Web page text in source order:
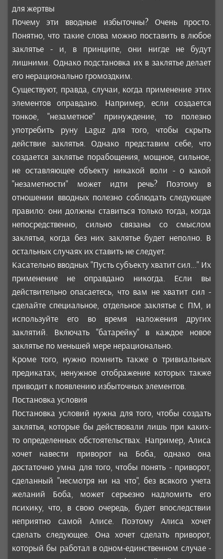
для жертвы
Почему эти вводные избыточны? Очень просто.
Понятно, что такие слова можно поставить в любое
заклятье - и, в принципе, они нигде не будут
лишними. Однако подстановка их в заклятье делает
его нерационально громоздким.
Существуют, правда, случаи, когда применение этих
элементов оправдано. Например, если создается
тонкое, "незаметное" принуждение, то полезно
употребить руну Laguz для того, чтобы скрыть
действие заклятья. Однако представим себе, что
создается заклятье порабощения, мощное, сильное,
не оставляющее объекту никакой воли - о какой
"незаметности" может идти речь? Поэтому в
отношении вводных полезно соблюдать следующее
правило: они должны ставиться только тогда, когда
непосредственно, сильно связаны со смыслом
заклятья, когда без них заклятье будет неполно. В
остальных случаях их ставить не следует.
Касательно вводных "Пусть субъекту хватит сил..." Их
применение не оправдано никогда. Если вы
действительно опасаетесь, что вам не хватит сил -
сделайте специальное, отдельное заклятье с ПМ, и
используйте его во время наложения других
заклятий. Включать "батарейку" в каждое новое
заклятье по меньшей мере нерационально.
Кроме того, нужно помнить также о тривиальных
предикатах, ненужное отображение которых также
приводит к появлению избыточных элементов.
Постановка условия
Постановка условий нужна для того, чтобы создать
заклятья, которые бы действовали лишь при каких-
то определенных обстоятельствах. Например, Алиса
хочет навести приворот на Боба, однако она
достаточно умна для того, чтобы понять - приворот,
сделанный "несмотря ни на что", без всякого учета
желаний Боба, может серьезно надломить его
психику, что, в свою очередь, будет впоследствии
неприятно самой Алисе. Поэтому Алиса хочет
сделать следующее. Она хочет сделать приворот,
который бы работал в одном-единственном случае -